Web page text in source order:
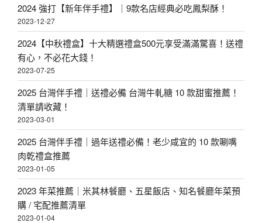
2024 強打【新年伴手禮】｜9款名店經典必吃鳳梨酥！
2023-12-27
2024【中秋禮盒】十大精選禮盒500元享受滿滿驚喜！送禮
有心，不必花大錢！
2023-07-25
2025 台灣伴手禮｜送禮必備 台灣牛軋糖 10 款甜蜜推薦！
清單請收藏！
2023-03-01
2025 台灣伴手禮｜過年送禮必備！老少咸宜的 10 款唰嘴
肉乾禮盒推薦
2023-01-05
2023 年菜推薦｜米其林餐廳、五星飯店、知名餐廳年菜預
購 / 宅配推薦清單
2023-01-04